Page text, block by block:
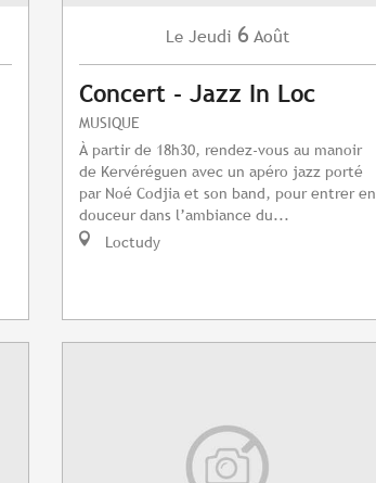
Le Jeudi 6 Août
Concert - Jazz In Loc
MUSIQUE
À partir de 18h30, rendez-vous au manoir
de Kervéréguen avec un apéro jazz porté
par Noé Codjia et son band, pour entrer en
douceur dans l’ambiance du...
Loctudy